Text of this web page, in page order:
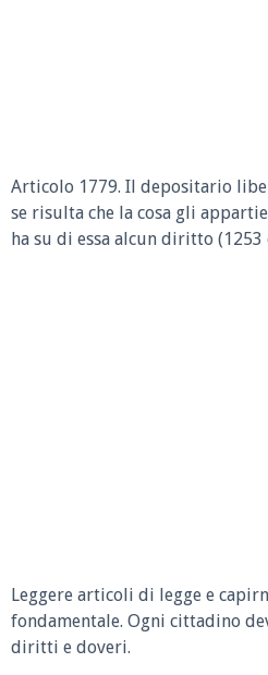
Articolo 1779. Il depositario
se risulta che la cosa gli
ha su di essa alcun diritto (1253
Leggere articoli di legge e
fondamentale. Ogni cittadino
diritti e doveri.